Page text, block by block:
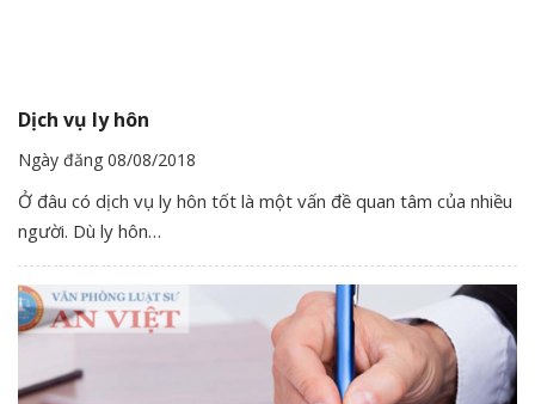
Dịch vụ ly hôn
Ngày đăng 08/08/2018
Ở đâu có dịch vụ ly hôn tốt là một vấn đề quan tâm của nhiều
người. Dù ly hôn…